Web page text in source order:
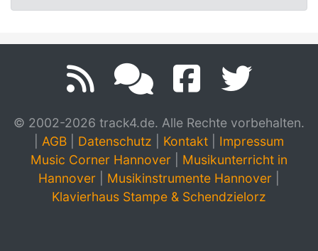
© 2002-2026 track4.de. Alle Rechte vorbehalten.
AGB Datenschutz Kontakt
Impressum
Music Corner Hannover
Musikunterricht in
Hannover
Musikinstrumente Hannover
Klavierhaus Stampe & Schendzielorz